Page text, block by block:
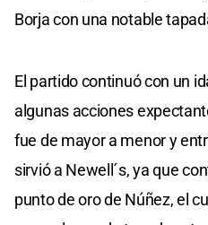
Borja con una notable
El partido continuó con un
algunas acciones
fue de mayor a menor y
sirvió a Newell´s, ya que
punto de oro de Núñez, el